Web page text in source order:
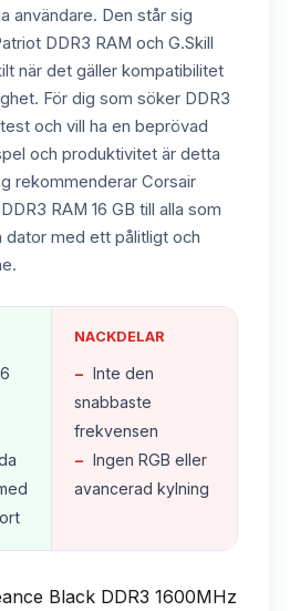
användare. Den står sig
DDR3 RAM och G.Skill
när det gäller kompatibilitet
För dig som söker DDR3
och vill ha en beprövad
och produktivitet är detta
rekommenderar Corsair
RAM 16 GB till alla som
dator med ett pålitligt och
NACKDELAR
− Inte den
snabbaste
frekvensen
− Ingen RGB eller
avancerad kylning